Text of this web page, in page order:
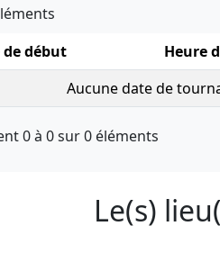
de début Heure
Aucune date de
0 à 0 sur 0 éléments
Le(s)